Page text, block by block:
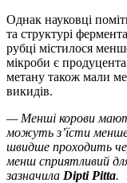
Однак науковці
та структурі
рубці містилося
мікроби є
метану також мали
викидів.
— Менші корови
можуть з’їсти
швидше проходить
менш сприятливий
зазначила Dipti Pitta.